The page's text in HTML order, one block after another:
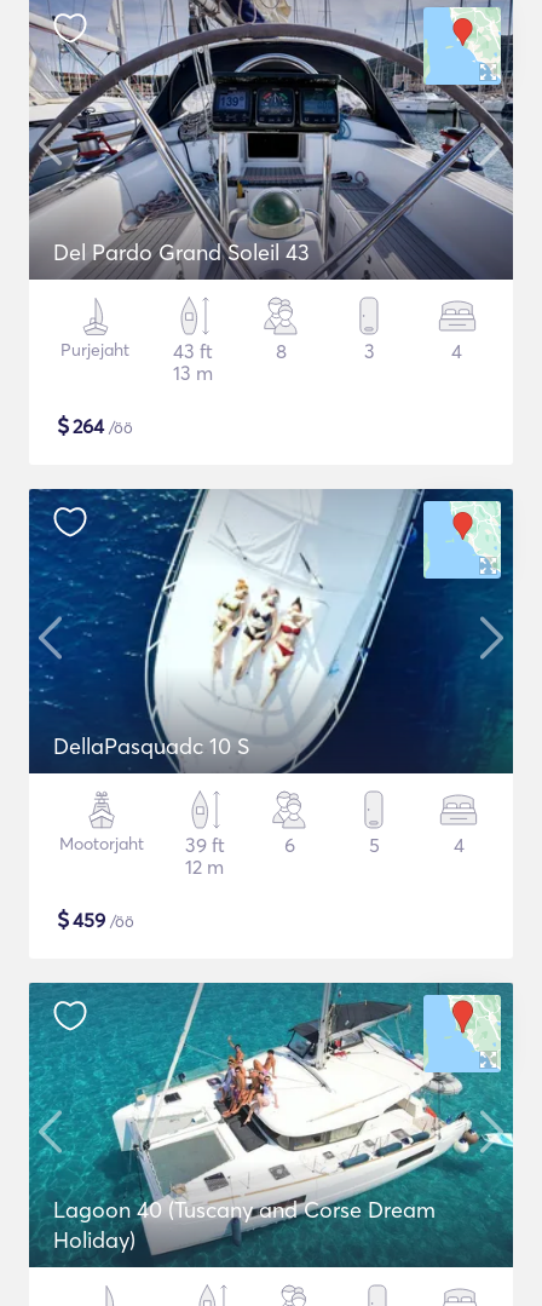
Del Pardo Grand Soleil 43
Purjejaht
43 ft
13 m
8 3 4
$264/öö
DellaPasquadc 10 S
Mootorjaht
39 ft
12 m
6 5 4
$459 /öö
Lagoon 40 (Tuscany and Corse Dream
Holiday)